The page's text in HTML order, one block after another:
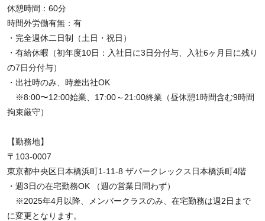
休憩時間：60分
時間外労働有無：有
・完全週休二日制（土日・祝日）
・有給休暇（初年度10日：入社日に3日分付与、入社6ヶ月目に残り
の7日分付与）
・出社時のみ、時差出社OK
※8:00〜12:00始業、17:00～21:00終業（昼休憩1時間含む9時間
拘束厳守）
【勤務地】
〒103-0007
東京都中央区日本橋浜町1-11-8 ザパークレックス日本橋浜町4階
・週3日の在宅勤務OK （週の営業日問わず）
※2025年4月以降、メンバークラスのみ、在宅勤務は週2日まで
に変更となります。